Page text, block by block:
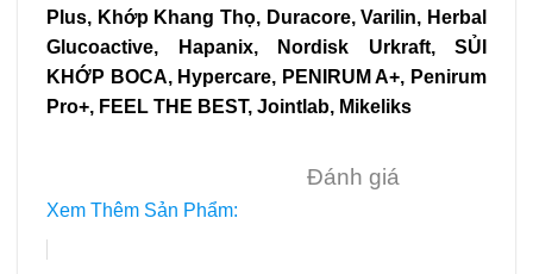
Plus, Khớp Khang Thọ, Duracore,Varilin, Herbal
Glucoactive, Hapanix, Nordisk Urkraft, SỦI
KHỚP BOCA, Hypercare, PENIRUM A+, Penirum
Pro+, FEEL THE BEST, Jointlab, Mikeliks
Đánh giá
Xem Thêm Sản Phẩm: